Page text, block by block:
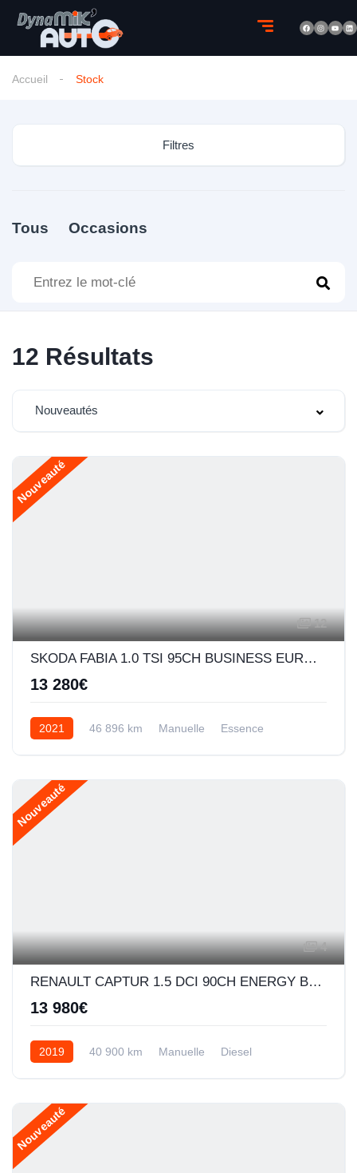
Accueil Stock
Filtres
Tous Occasions
12 Résultats
Nouveautés
Nouveauté
12
SKODA FABIA 1.0 TSI 95CH BUSINESS EURO6D-AP
13 280€
2021 46 896 km Manuelle Essence
Nouveauté
4
RENAULT CAPTUR 1.5 DCI 90CH ENERGY BUSINESS EURO6C
13 980€
2019 40 900 km Manuelle Diesel
Nouveauté